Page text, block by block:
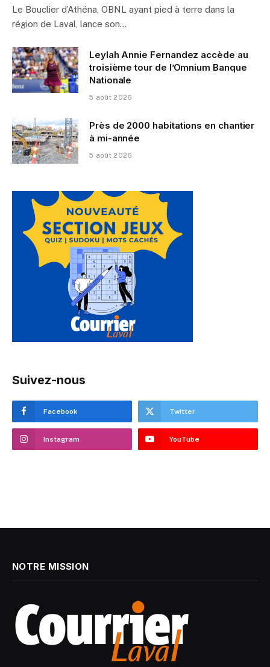
Le Bouclier d’Athéna, OBNL ayant pied à terre dans la
région de Laval, lance son…
Leylah Annie Fernandez accède au
troisième tour de l’Omnium Banque
Nationale
5 août 2026
Près de 2000 habitations en chantier
à mi-année
5 août 2026
Suivez-nous
Facebook Twitter
Instagram YouTube
NOTRE MISSION